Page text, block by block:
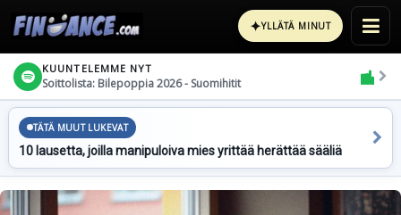
✦YLLÄTÄ MINUT
KUUNTELEMME NYT
Soittolista: Bilepoppia 2026 - Suomihitit
TÄTÄ MUUT LUKEVAT
10 lausetta, joilla manipuloiva mies yrittää herättää sääliä